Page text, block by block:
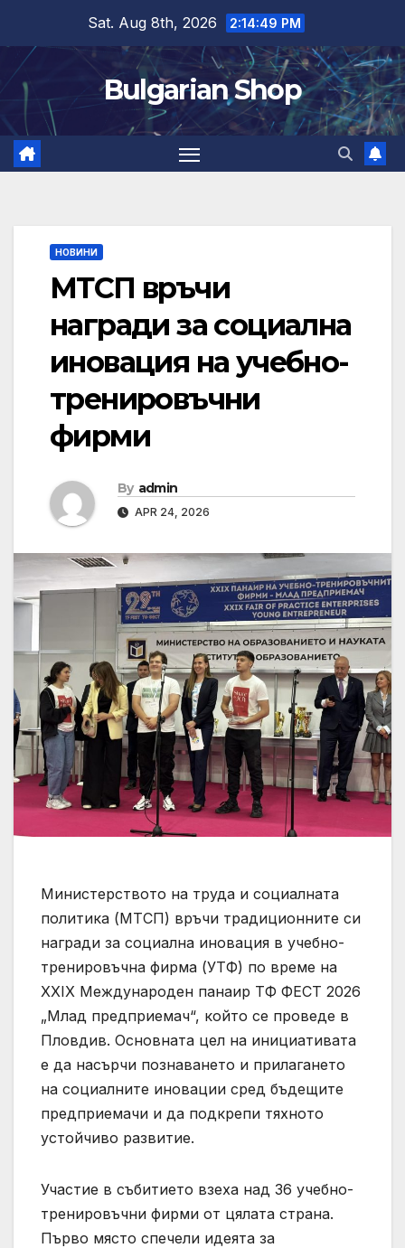
content
Sat. Aug 8th, 2026 2:14:50 PM
Bulgarian Shop
НОВИНИ
МТСП връчи
награди за социална
иновация на учебно-
тренировъчни
фирми
By admin
APR 24, 2026
Министерството на труда и социалната
политика (МТСП) връчи традиционните си
награди за социална иновация в учебно-
тренировъчна фирма (УТФ) по време на
XXIX Международен панаир ТФ ФЕСТ 2026
„Млад предприемач“, който се проведе в
Пловдив. Основната цел на инициативата
е да насърчи познаването и прилагането
на социалните иновации сред бъдещите
предприемачи и да подкрепи тяхното
устойчиво развитие.
Участие в събитието взеха над 36 учебно-
тренировъчни фирми от цялата страна.
Първо място спечели идеята за